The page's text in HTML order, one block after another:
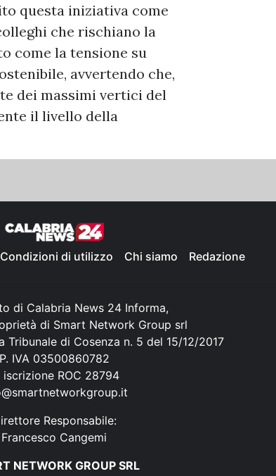
questa iniziativa come
che rischiano la
come la tensione su
avvertendo che,
dei massimi vertici del
il livello della
di utilizzo Chi siamo Redazione
di Calabria News 24 Informa,
di Smart Network Group srl
Tribunale di Cosenza n. 5 del 15/12/2017
P. IVA 03500860782
iscrizione ROC 28794
Responsabile:
Francesco Cangemi
NETWORK GROUP SRL